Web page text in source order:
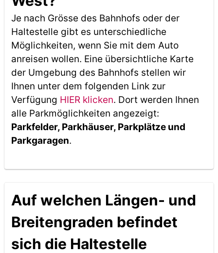
Je nach Grösse des Bahnhofs oder der
Haltestelle gibt es unterschiedliche
Möglichkeiten, wenn Sie mit dem Auto
anreisen wollen. Eine übersichtliche Karte
der Umgebung des Bahnhofs stellen wir
Ihnen unter dem folgenden Link zur
Verfügung HIER klicken. Dort werden Ihnen
alle Parkmöglichkeiten angezeigt:
Parkfelder, Parkhäuser, Parkplätze und
Parkgaragen.
Auf welchen Längen- und
Breitengraden befindet
sich die Haltestelle